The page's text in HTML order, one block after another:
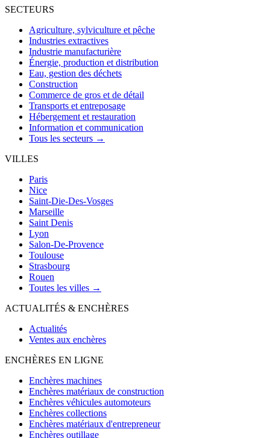
SECTEURS
Agriculture, sylviculture et pêche
Industries extractives
Industrie manufacturière
Énergie, production et distribution
Eau, gestion des déchets
Construction
Commerce de gros et de détail
Transports et entreposage
Hébergement et restauration
Information et communication
Tous les secteurs →
VILLES
Paris
Nice
Saint-Die-Des-Vosges
Marseille
Saint Denis
Lyon
Salon-De-Provence
Toulouse
Strasbourg
Rouen
Toutes les villes →
ACTUALITÉS & ENCHÈRES
Actualités
Ventes aux enchères
ENCHÈRES EN LIGNE
Enchères machines
Enchères matériaux de construction
Enchères véhicules automoteurs
Enchères collections
Enchères matériaux d'entrepreneur
Enchères outillage